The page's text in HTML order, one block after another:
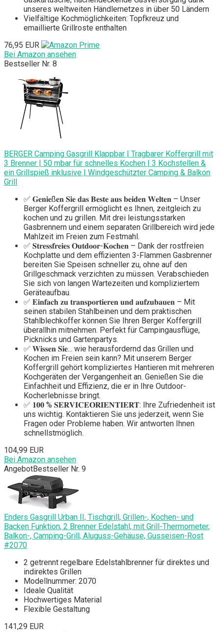
unseres weltweiten Händlernetzes in über 50 Ländern
Vielfältige Kochmöglichkeiten: Topfkreuz und
emaillierte Grillroste enthalten
76,95 EUR
Bei Amazon ansehen
Bestseller Nr. 8
BERGER Camping Gasgrill Klappbar | Tragbarer Koffergrill mit
3 Brenner | 50 mbar für schnelles Kochen | 3 Kochstellen &
ein Grillspieß inklusive | Windgeschützter Camping & Balkon
Grill
✅ 𝐆𝐞𝐧𝐢𝐞ß𝐞𝐧 𝐒𝐢𝐞 𝐝𝐚𝐬 𝐁𝐞𝐬𝐭𝐞 𝐚𝐮𝐬 𝐛𝐞𝐢𝐝𝐞𝐧 𝐖𝐞𝐥𝐭𝐞𝐧 – Unser
Berger Koffergrill ermöglicht es Ihnen, zeitgleich zu
kochen und zu grillen. Mit drei leistungsstarken
Gasbrennern und einem separaten Grillbereich wird jede
Mahlzeit im Freien zum Festmahl.
✅ 𝐒𝐭𝐫𝐞𝐬𝐬𝐟𝐫𝐞𝐢𝐞𝐬 𝐎𝐮𝐭𝐝𝐨𝐨𝐫-𝐊𝐨𝐜𝐡𝐞𝐧 – Dank der rostfreien
Kochplatte und dem effizienten 3-Flammen Gasbrenner
bereiten Sie Speisen schneller zu, ohne auf den
Grillgeschmack verzichten zu müssen. Verabschieden
Sie sich von langen Wartezeiten und kompliziertem
Geräteaufbau.
✅ 𝐄𝐢𝐧𝐟𝐚𝐜𝐡 𝐳𝐮 𝐭𝐫𝐚𝐧𝐬𝐩𝐨𝐫𝐭𝐢𝐞𝐫𝐞𝐧 𝐮𝐧𝐝 𝐚𝐮𝐟𝐳𝐮𝐛𝐚𝐮𝐞𝐧 – Mit
seinen stabilen Stahlbeinen und dem praktischen
Stahlblechkoffer können Sie Ihren Berger Koffergrill
überallhin mitnehmen. Perfekt für Campingausflüge,
Picknicks und Gartenpartys.
✅ 𝐖𝐢𝐬𝐬𝐞𝐧 𝐒𝐢𝐞... wie herausfordernd das Grillen und
Kochen im Freien sein kann? Mit unserem Berger
Koffergrill gehört kompliziertes Hantieren mit mehreren
Kochgeräten der Vergangenheit an. Genießen Sie die
Einfachheit und Effizienz, die er in Ihre Outdoor-
Kocherlebnisse bringt.
✅ 𝟏𝟎𝟎 % 𝐒𝐄𝐑𝐕𝐈𝐂𝐄𝐎𝐑𝐈𝐄𝐍𝐓𝐈𝐄𝐑𝐓: Ihre Zufriedenheit ist
uns wichtig. Kontaktieren Sie uns jederzeit, wenn Sie
Fragen oder Probleme haben. Wir antworten Ihnen
schnellstmöglich.
104,99 EUR
Bei Amazon ansehen
AngebotBestseller Nr. 9
Enders Gasgrill Urban II, Tischgrill, Grillen-, Kochen- und
Backen Funktion, 2 Brenner Edelstahl, mit Grill-Thermometer,
Balkon-, Camping-Grill, Aluguss-Gehäuse, Gusseisen-Rost
#2070
2 getrennt regelbare Edelstahlbrenner für direktes und
indirektes Grillen
Modellnummer: 2070
Ideale Qualität
Hochwertiges Material
Flexible Gestaltung
141,29 EUR